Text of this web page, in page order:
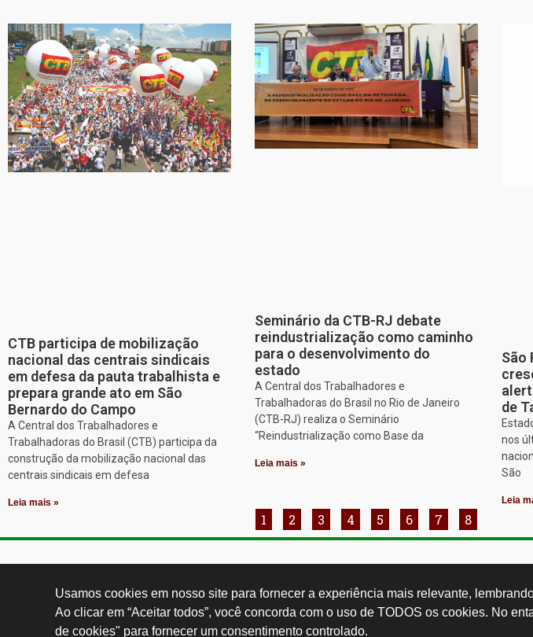
CTB participa de mobilização
nacional das centrais sindicais
em defesa da pauta trabalhista e
prepara grande ato em São
Bernardo do Campo
A Central dos Trabalhadores e
Trabalhadoras do Brasil (CTB) participa da
construção da mobilização nacional das
centrais sindicais em defesa
Leia mais »
Seminário da CTB-RJ debate
reindustrialização como caminho
para o desenvolvimento do
estado
A Central dos Trabalhadores e
Trabalhadoras do Brasil no Rio de Janeiro
(CTB-RJ) realiza o Seminário
“Reindustrialização como Base da
Leia mais »
São
de
nos
São
Leia
1 2 3 4 5 6 7 8
Usamos cookies em nosso site para fornecer a experiência mais relevante,
Ao clicar em “Aceitar todos”, você concorda com o uso de TODOS os cookies. No
de cookies" para fornecer um consentimento controlado.